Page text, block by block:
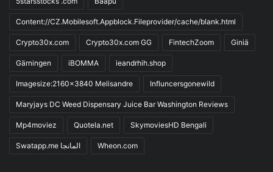
Content://CZ.Mobilesoft.Appblock.Fileprovider/cache/blank.html
Crypto30x.com Crypto30x.com GG FintechZoom Giniä
Gärningen iBOMMA ieandrhih.shop
Imagesize:2160x3840 Melisandre Influncersgonewild
Maryjays DC Weed Dispensary Juice Bar Washington Reviews
Mp4moviez Quotela.net SkymoviesHD Bengali
Swatapp.me المانجا Wheon.com